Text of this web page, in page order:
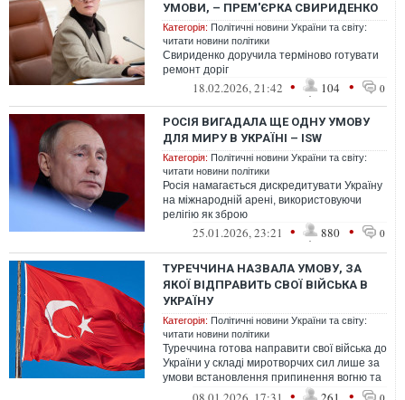
УМОВИ, – ПРЕМ'ЄРКА СВИРИДЕНКО
Категорія: Політичні новини України та світу:
читати новини політики
Свириденко доручила терміново готувати
ремонт доріг
18.02.2026, 21:42 • 104 • 0
РОСІЯ ВИГАДАЛА ЩЕ ОДНУ УМОВУ
ДЛЯ МИРУ В УКРАЇНІ – ISW
Категорія: Політичні новини України та світу:
читати новини політики
Росія намагається дискредитувати Україну
на міжнародній арені, використовуючи
релігію як зброю
25.01.2026, 23:21 • 880 • 0
ТУРЕЧЧИНА НАЗВАЛА УМОВУ, ЗА
ЯКОЇ ВІДПРАВИТЬ СВОЇ ВІЙСЬКА В
УКРАЇНУ
Категорія: Політичні новини України та світу:
читати новини політики
Туреччина готова направити свої війська до
України у складі миротворчих сил лише за
умови встановлення припинення вогню та
чіткого визначення місії й ...
• •